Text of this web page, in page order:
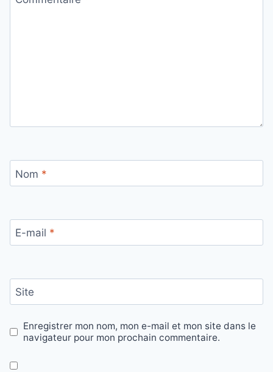
Nom *
E-mail *
Site
Enregistrer mon nom, mon e-mail et mon site dans le
navigateur pour mon prochain commentaire.